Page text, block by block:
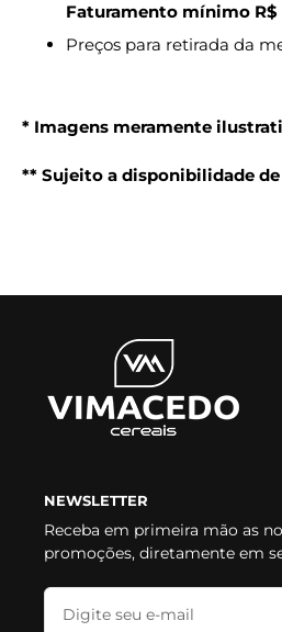
Faturamento mínimo R$
Preços para retirada da
* Imagens meramente
** Sujeito a disponibilidade
NEWSLETTER
Receba em primeira mão as
promoções, diretamente em